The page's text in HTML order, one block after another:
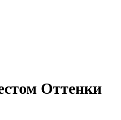
Оттенки